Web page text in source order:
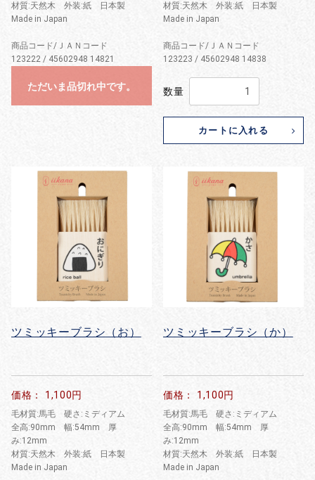
材質:天然木 外装:紙 日本製
Made in Japan
商品コード/ＪＡＮコード
123222 / 45602948 14821
ただいま品切れ中です。
材質:天然木 外装:紙 日本製
Made in Japan
商品コード/ＪＡＮコード
123223 / 45602948 14838
数量
カートに入れる
ツミッキーブラシ（お）
価格： 1,100円
毛材質:馬毛 硬さ:ミディアム
全高:90mm 幅:54mm 厚
み:12mm
材質:天然木 外装:紙 日本製
Made in Japan
ツミッキーブラシ（か）
価格： 1,100円
毛材質:馬毛 硬さ:ミディアム
全高:90mm 幅:54mm 厚
み:12mm
材質:天然木 外装:紙 日本製
Made in Japan